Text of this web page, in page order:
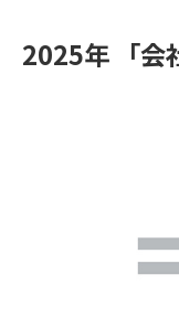
2025年 「会